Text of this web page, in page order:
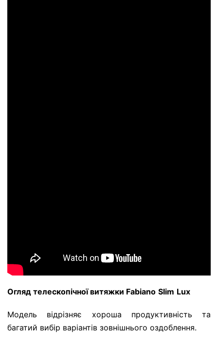
Огляд телескопічної витяжки Fabiano Slim Lux
Модель відрізняє хороша продуктивність та
багатий вибір варіантів зовнішнього оздоблення.